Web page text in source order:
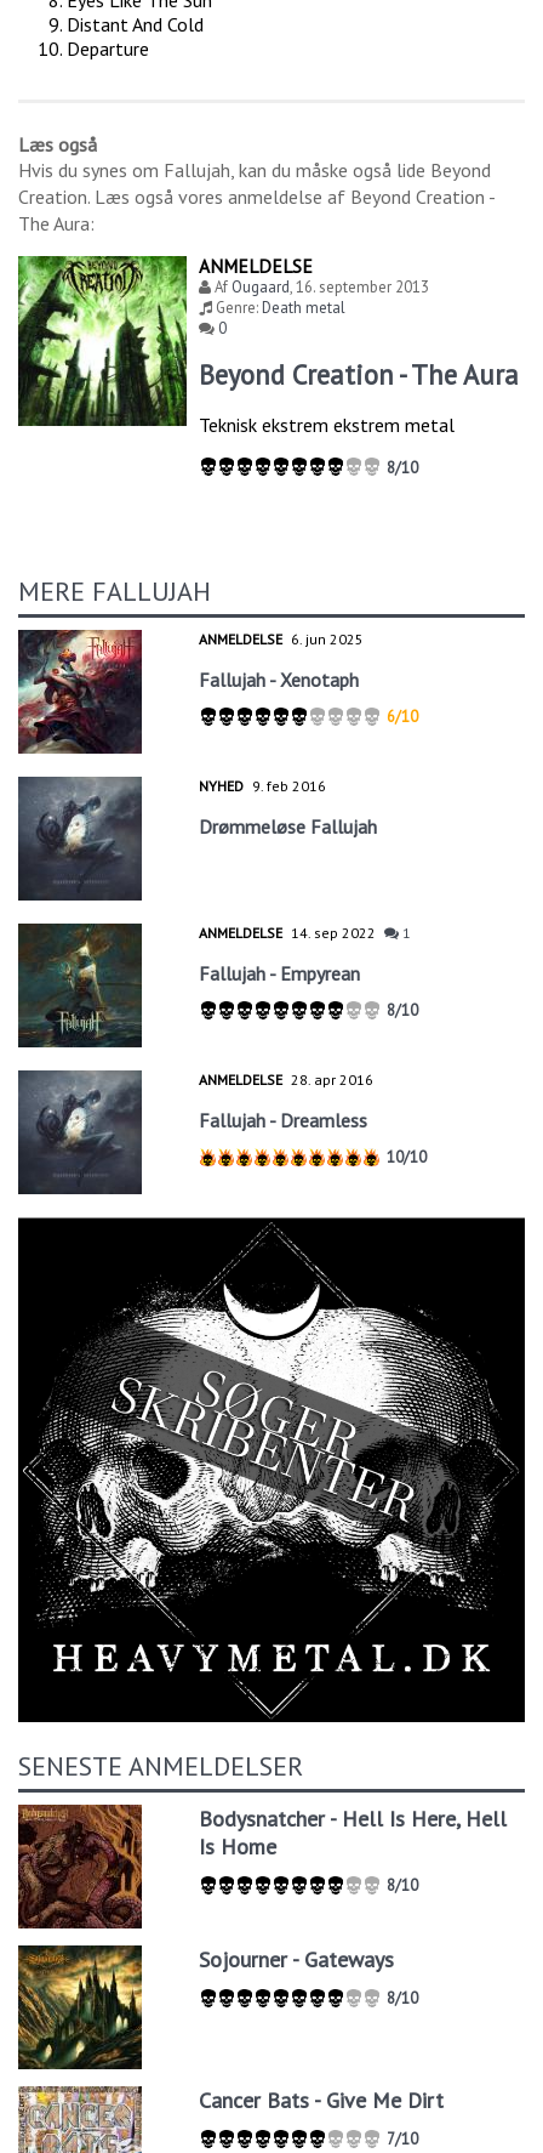
Distant And Cold
Departure
Læs også
Hvis du synes om Fallujah, kan du måske også lide Beyond
Creation. Læs også vores anmeldelse af Beyond Creation -
The Aura:
ANMELDELSE
Af Ougaard,16. september 2013
Genre:Death metal
0
Beyond Creation - The Aura
Teknisk ekstrem ekstrem metal
8/10
MERE FALLUJAH
ANMELDELSE 6. jun 2025
Fallujah - Xenotaph
6/10
NYHED 9. feb 2016
Drømmeløse Fallujah
ANMELDELSE 14. sep 2022 1
Fallujah - Empyrean
8/10
ANMELDELSE 28. apr 2016
Fallujah - Dreamless
10/10
SENESTE ANMELDELSER
Bodysnatcher - Hell Is Here, Hell
Is Home
8/10
Sojourner - Gateways
8/10
Cancer Bats - Give Me Dirt
7/10